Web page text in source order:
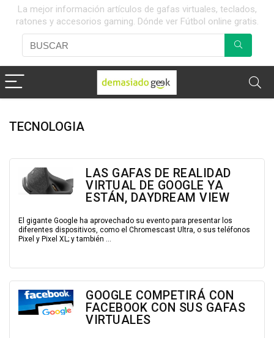
La mejor información artículos de gafas virtuales, teclados,
ratones y accesorios gaming. Dónde ver Fútbol online gratis.
TECNOLOGIA
LAS GAFAS DE REALIDAD
VIRTUAL DE GOOGLE YA
ESTÁN, DAYDREAM VIEW
El gigante Google ha aprovechado su evento para presentar los
diferentes dispositivos, como el Chromescast Ultra, o sus teléfonos
Pixel y Pixel XL; y también ...
GOOGLE COMPETIRÁ CON
FACEBOOK CON SUS GAFAS
VIRTUALES